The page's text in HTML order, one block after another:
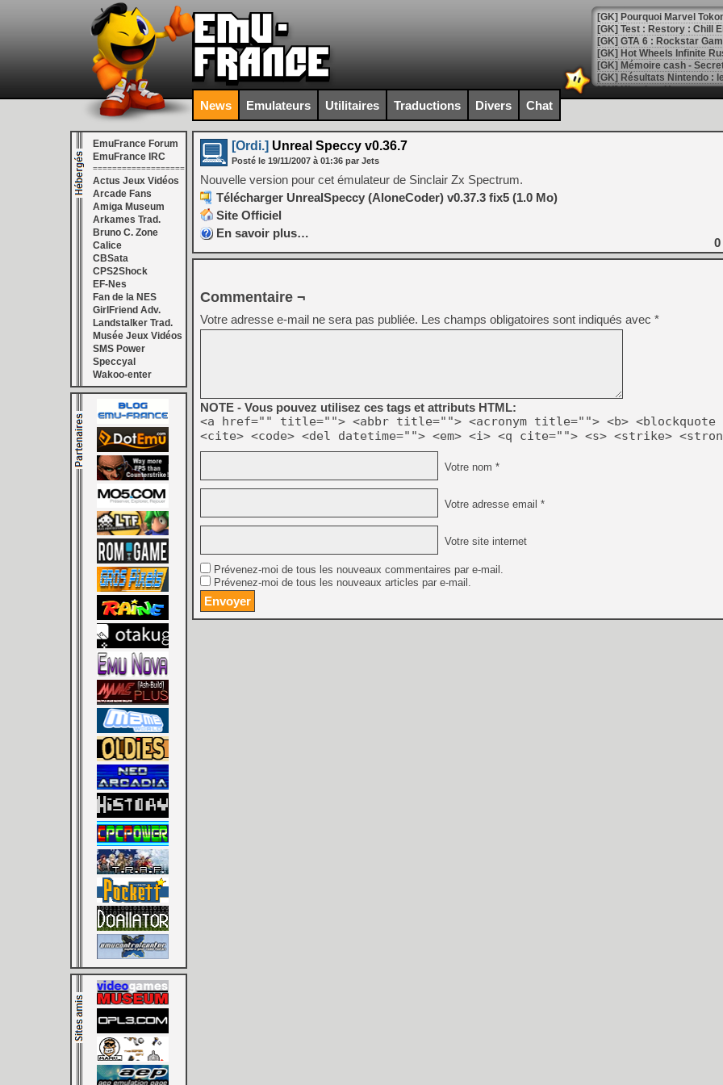
[GK] Pourquoi Marvel
[GK] Test : Restory : Chill
[GK] GTA 6 : Rockstar
[GK] Hot Wheels Infinite
[GK] Mémoire cash -
[GK] Résultats Nintendo :
[GK] Déjà des
[Mo5] Brickboy cherche à
[GK] Minecraft et ses «
[GK] Beast of
[GK] Ubisoft : fin de partie
[GK] Mémoire cash -
[GK] Dan Houser (GTA)
[GK] Comment EA Sports
[GK] Crimson Moon : un
[GK] Isle of Reveries : le
[GK] Moonlighter 2 : The
[GK] Capcom relance
[Mo5] Deux inédits du
[GK] Le beat'em up The
[GK] Endless Legend 2 :
[LS] [PS5] Le WebKit
[GK] Oubliez Crazy Taxi,
[LS] [Switch] NSZ 5.0.0
[GK] No More Room in
[GK] Un chatbot Atelier
[GK] Mémoire cash -
[GK] Nvidia : le prix des
[GK] Suikoden Star Leap
[Mo5] La mini borne
News Emulateurs Utilitaires Traductions Divers Chat
EmuFrance Forum
EmuFrance IRC
===================
Actus Jeux Vidéos
Arcade Fans
Amiga Museum
Arkames Trad.
Bruno C. Zone
Calice
CBSata
CPS2Shock
EF-Nes
Fan de la NES
GirlFriend Adv.
Landstalker Trad.
Musée Jeux Vidéos
SMS Power
Speccyal
Wakoo-enter
[Ordi.] Unreal Speccy v0.36.7
Posté le 19/11/2007 à 01:36 par Jets
Nouvelle version pour cet émulateur de Sinclair Zx Spectrum.
Télécharger UnrealSpeccy (AloneCoder) v0.37.3 fix5 (1.0 Mo)
Site Officiel
En savoir plus…
0
Commentaire ¬
Votre adresse e-mail ne sera pas publiée. Les champs obligatoires sont indiqués avec *
NOTE - Vous pouvez utilisez ces tags et attributs HTML:
<a href="" title=""> <abbr title=""> <acronym title=""> <b> <blockquote
<cite> <code> <del datetime=""> <em> <i> <q cite=""> <s> <strike>
Votre nom *
Votre adresse email *
Votre site internet
Prévenez-moi de tous les nouveaux commentaires par e-mail.
Prévenez-moi de tous les nouveaux articles par e-mail.